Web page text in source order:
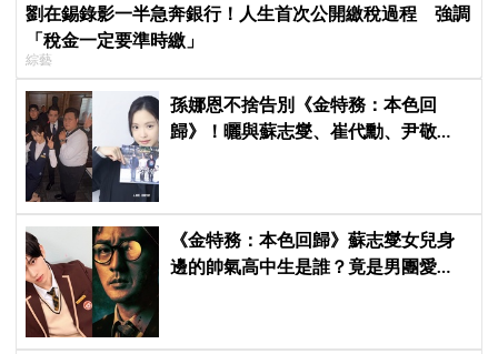
劉在錫錄影一半急奔銀行！人生首次公開繳稅過程 強調
「稅金一定要準時繳」
綜藝
孫娜恩不捨告別《金特務：本色回
歸》！曬與蘇志燮、崔代勳、尹敬
《金特務：本色回歸》蘇志燮女兒身
邊的帥氣高中生是誰？竟是男團愛